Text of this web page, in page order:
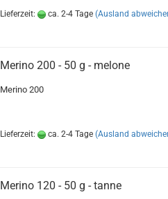
Lieferzeit: ca. 2-4 Tage (Ausland
Merino 200 - 50 g - melone
Merino 200
Lieferzeit: ca. 2-4 Tage (Ausland
Merino 120 - 50 g - tanne